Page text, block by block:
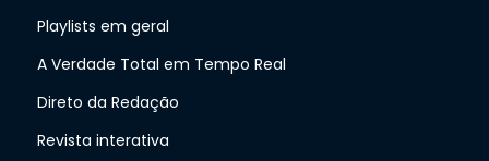
Playlists em geral
A Verdade Total em Tempo Real
Direto da Redação
Revista interativa